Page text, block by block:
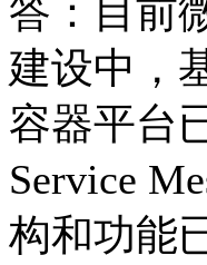
答：目前
建设中，
容器平台
Service
构和功能